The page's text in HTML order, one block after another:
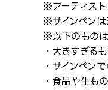
※アーティスト
※サインペンは
※以下のものは
・大きすぎる
・サインペン
・食品や生も